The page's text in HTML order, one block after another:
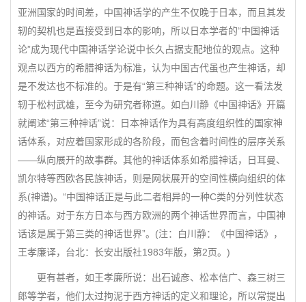
亚洲国家的时间差，中国神话学的产生不仅晚于日本，而且其发
轫的契机也是直接受到日本的影响，所以日本学者的“中国神话
论”成为现代中国神话学论说中长久占据支配地位的观点。这种
观点以西方的希腊神话为标准，认为中国古代虽也产生神话，却
是不发达也不标准的。于是有“第三种神话”的命题。这一看法发
轫于松村武雄，至今为研究者称道。如白川静《中国神话》开篇
就阐述“第三种神话”说：日本神话作为具有高度组织性的国家神
话体系，对应着国家形成的各阶段，而包含着时间性的层序关系
——纵向展开的故事群。其他的神话体系如希腊神话，日耳曼、
凯尔特等西欧各民族神话，则是网状展开的空间性横向组织的体
系(神谱)。“中国神话正是与此二者相异的一种C类的分列性状态
的神话。对于东方日本与西方欧洲的两个神话世界而言，中国神
话该是属于第三类的神话世界”。(注：白川静：《中国神话》，
王孝廉译，台北：长安出版社1983年版，第2页。)
更有甚者，如王孝廉所说：出石诚彦、松本信广、森三树三
郎等学者，他们太过拘泥于西方神话的定义和理论，所以常提出